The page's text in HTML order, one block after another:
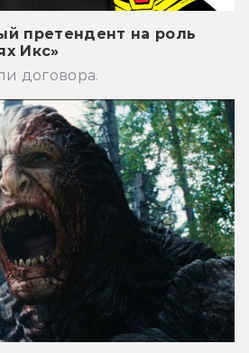
претендент на роль
Икс»
договора.